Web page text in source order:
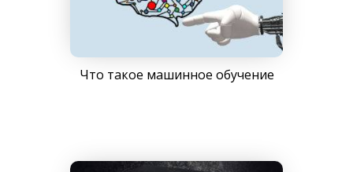
Что такое машинное обучение